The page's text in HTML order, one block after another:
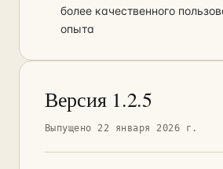
более качественного
опыта
Версия 1.2.5
Выпущено 22 января 2026 г.